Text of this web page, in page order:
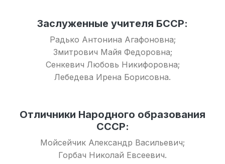
Заслуженные учителя БССР:
Радько Антонина Агафоновна;
Змитрович Майя Федоровна;
Сенкевич Любовь Никифоровна;
Лебедева Ирена Борисовна.
Отличники Народного образования
СССР:
Мойсейчик Александр Васильевич;
Горбач Николай Евсеевич.